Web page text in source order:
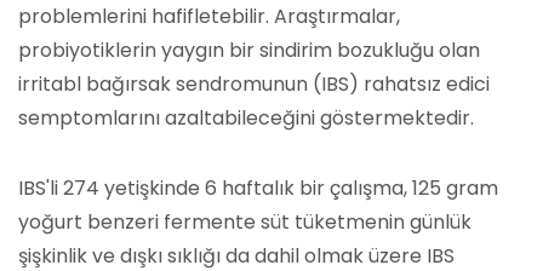
problemlerini hafifletebilir. Araştırmalar,
probiyotiklerin yaygın bir sindirim bozukluğu olan
irritabl bağırsak sendromunun (IBS) rahatsız edici
semptomlarını azaltabileceğini göstermektedir.
IBS'li 274 yetişkinde 6 haftalık bir çalışma, 125 gram
yoğurt benzeri fermente süt tüketmenin günlük
şişkinlik ve dışkı sıklığı da dahil olmak üzere IBS